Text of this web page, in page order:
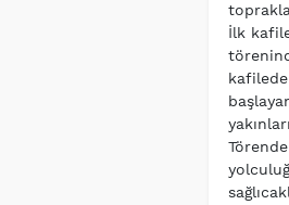
İlk
kafilede